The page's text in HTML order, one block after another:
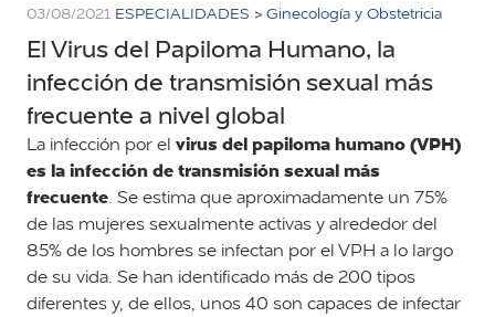
03/08/2021 ESPECIALIDADES > Ginecología y Obstetricia
El Virus del Papiloma Humano, la
infección de transmisión sexual más
frecuente a nivel global
La infección por el virus del papiloma humano (VPH)
es la infección de transmisión sexual más
frecuente. Se estima que aproximadamente un 75%
de las mujeres sexualmente activas y alrededor del
85% de los hombres se infectan por el VPH a lo largo
de su vida. Se han identificado más de 200 tipos
diferentes y, de ellos, unos 40 son capaces de infectar